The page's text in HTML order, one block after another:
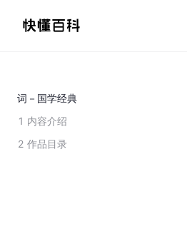
词－国学经典
1 内容介绍
2 作品目录